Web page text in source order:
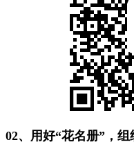
02、用好“花名册”，